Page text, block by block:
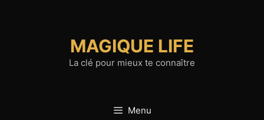
MAGIQUE LIFE
La clé pour mieux te connaître
Menu